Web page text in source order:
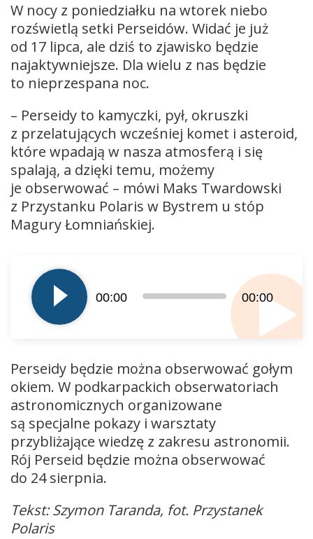
W nocy z poniedziałku na wtorek niebo
rozświetlą setki Perseidów. Widać je już
od 17 lipca, ale dziś to zjawisko będzie
najaktywniejsze. Dla wielu z nas będzie
to nieprzespana noc.
– Perseidy to kamyczki, pył, okruszki
z przelatujących wcześniej komet i asteroid,
które wpadają w nasza atmosferą i się
spalają, a dzięki temu, możemy
je obserwować – mówi Maks Twardowski
z Przystanku Polaris w Bystrem u stóp
Magury Łomniańskiej.
plików
dźwiękowych
00:00 00:00
Perseidy będzie można obserwować gołym
okiem. W podkarpackich obserwatoriach
astronomicznych organizowane
są specjalne pokazy i warsztaty
przybliżające wiedzę z zakresu astronomii.
Rój Perseid będzie można obserwować
do 24 sierpnia.
Tekst: Szymon Taranda, fot. Przystanek
Polaris